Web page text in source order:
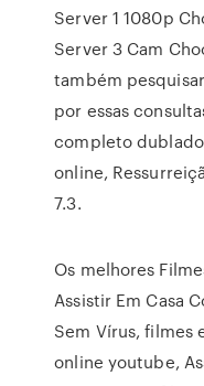
Server 1 1080p
Server 3 Cam
também
por essas
completo
online,
7.3.
Os melhores
Assistir Em Casa
Sem Vírus, filmes
online youtube,